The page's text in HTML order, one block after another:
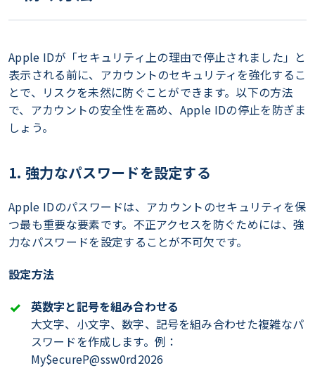
Apple IDが「セキュリティ上の理由で停止されました」と
表示される前に、アカウントのセキュリティを強化するこ
とで、リスクを未然に防ぐことができます。以下の方法
で、アカウントの安全性を高め、Apple IDの停止を防ぎま
しょう。
1. 強力なパスワードを設定する
Apple IDのパスワードは、アカウントのセキュリティを保
つ最も重要な要素です。不正アクセスを防ぐためには、強
力なパスワードを設定することが不可欠です。
設定方法
英数字と記号を組み合わせる
大文字、小文字、数字、記号を組み合わせた複雑なパ
スワードを作成します。例：
My$ecureP@ssw0rd2026